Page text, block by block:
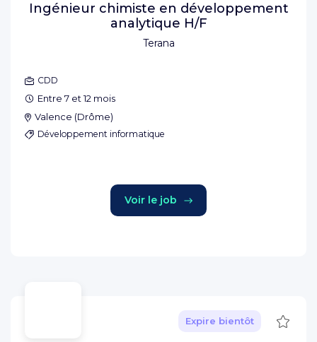
Terana
Ingénieur chimiste en développement
analytique H/F
CDD
Entre 7 et 12 mois
Valence (Drôme)
Développement informatique
Voir le job
Expire bientôt